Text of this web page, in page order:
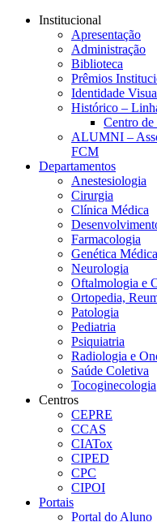
Conteúdo principal
Institucional
Apresentação
Administração
Biblioteca
Prêmios
Identidade
Histórico –
Centro
ALUMNI –
FCM
Departamentos
Anestesiologia
Cirurgia
Clínica Médica
Farmacologia
Genética
Neurologia
Oftalmologia e
Ortopedia,
Patologia
Pediatria
Psiquiatria
Radiologia e
Saúde Coletiva
Tocoginecologia
Centros
CEPRE
CCAS
CIATox
CIPED
CPC
CIPOI
Portais
Portal do Aluno